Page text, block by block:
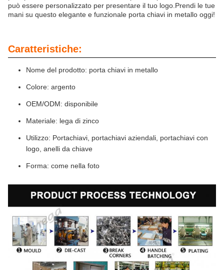
può essere personalizzato per presentare il tuo logo.Prendi le tue
mani su questo elegante e funzionale porta chiavi in metallo oggi!
Caratteristiche:
Nome del prodotto: porta chiavi in metallo
Colore: argento
OEM/ODM: disponibile
Materiale: lega di zinco
Utilizzo: Portachiavi, portachiavi aziendali, portachiavi con
logo, anelli da chiave
Forma: come nella foto